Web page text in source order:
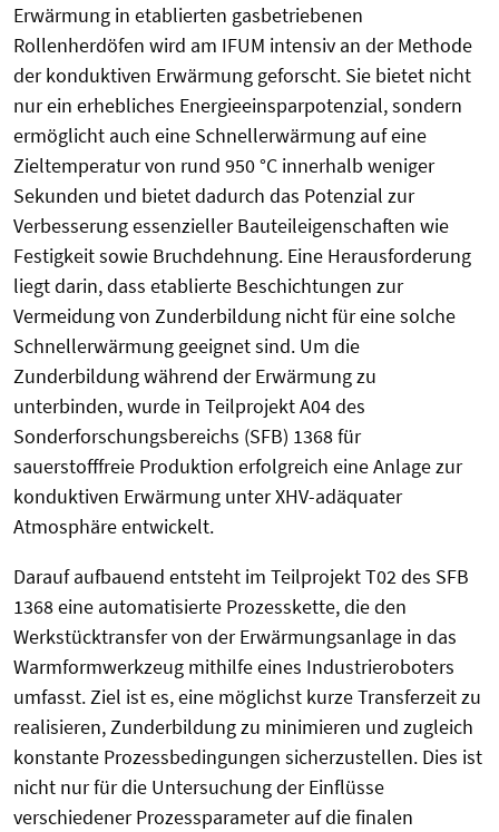
Erwärmung in etablierten gasbetriebenen
Rollenherdöfen wird am IFUM intensiv an der Methode
der konduktiven Erwärmung geforscht. Sie bietet nicht
nur ein erhebliches Energieeinsparpotenzial, sondern
ermöglicht auch eine Schnellerwärmung auf eine
Zieltemperatur von rund 950 °C innerhalb weniger
Sekunden und bietet dadurch das Potenzial zur
Verbesserung essenzieller Bauteileigenschaften wie
Festigkeit sowie Bruchdehnung. Eine Herausforderung
liegt darin, dass etablierte Beschichtungen zur
Vermeidung von Zunderbildung nicht für eine solche
Schnellerwärmung geeignet sind. Um die
Zunderbildung während der Erwärmung zu
unterbinden, wurde in Teilprojekt A04 des
Sonderforschungsbereichs (SFB) 1368 für
sauerstofffreie Produktion erfolgreich eine Anlage zur
konduktiven Erwärmung unter XHV-adäquater
Atmosphäre entwickelt.
Darauf aufbauend entsteht im Teilprojekt T02 des SFB
1368 eine automatisierte Prozesskette, die den
Werkstücktransfer von der Erwärmungsanlage in das
Warmformwerkzeug mithilfe eines Industrieroboters
umfasst. Ziel ist es, eine möglichst kurze Transferzeit zu
realisieren, Zunderbildung zu minimieren und zugleich
konstante Prozessbedingungen sicherzustellen. Dies ist
nicht nur für die Untersuchung der Einflüsse
verschiedener Prozessparameter auf die finalen